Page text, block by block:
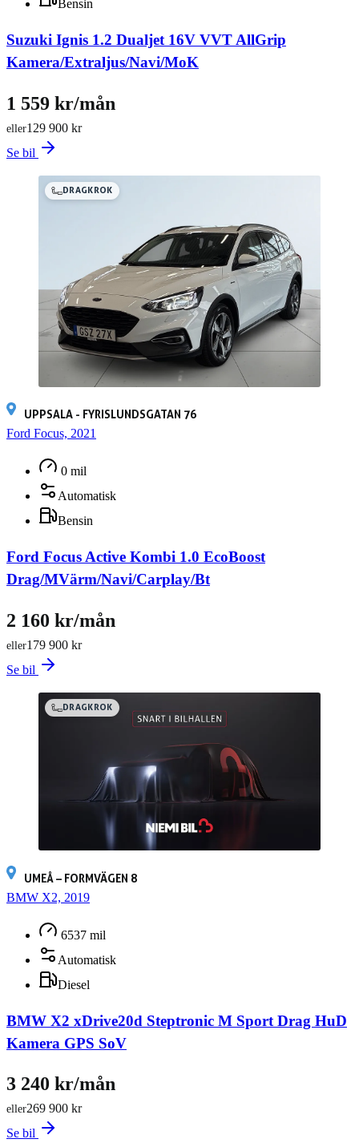
Bensin
Suzuki Ignis 1.2 Dualjet 16V VVT AllGrip
Kamera/Extraljus/Navi/MoK
129 900 kr
eller
1 559 kr/mån
Se bil
DRAGKROK
UPPSALA - FYRISLUNDSGATAN 76
Ford Focus, 2021
0 mil
Automatisk
Bensin
Ford Focus Active Kombi 1.0 EcoBoost
Drag/MVärm/Navi/Carplay/Bt
179 900 kr
eller
2 160 kr/mån
Se bil
DRAGKROK
UMEÅ – FORMVÄGEN 8
BMW X2, 2019
6537 mil
Automatisk
Diesel
BMW X2 xDrive20d Steptronic M Sport Drag HuD
Kamera GPS SoV
269 900 kr
eller
3 240 kr/mån
Se bil